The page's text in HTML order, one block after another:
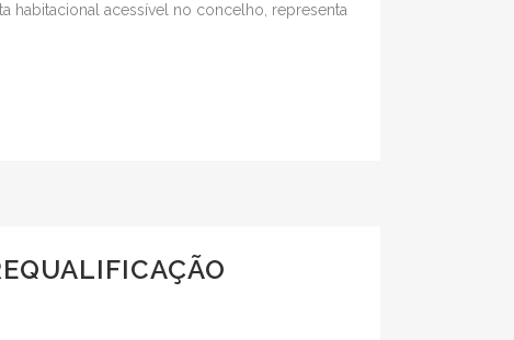
habitacional acessível no concelho, representa